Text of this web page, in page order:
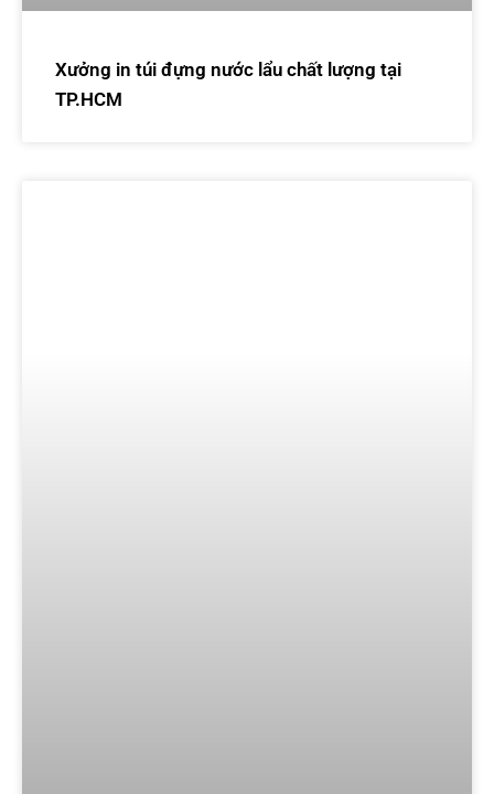
Xưởng in túi đựng nước lẩu chất lượng tại
TP.HCM